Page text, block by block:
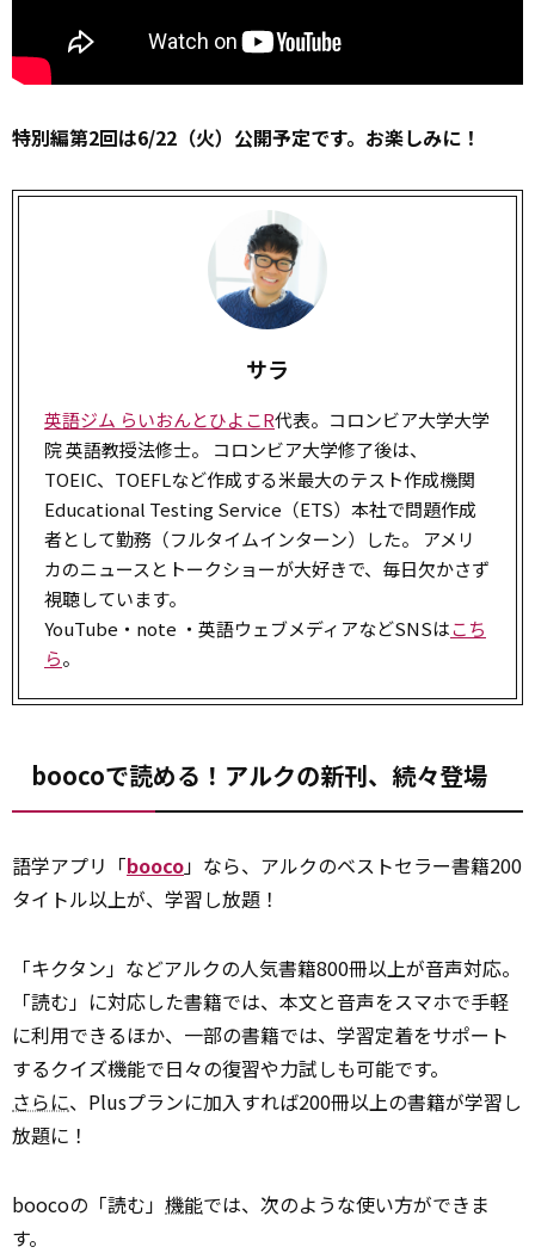
特別編第2回は6/22（火）公開予定です。お楽しみに！
サラ
英語ジム らいおんとひよこR代表。コロンビア大学大学
院 英語教授法修士。 コロンビア大学修了後は、
TOEIC、TOEFLなど作成する米最大のテスト作成機関
Educational Testing Service（ETS）本社で問題作成
者として勤務（フルタイムインターン）した。 アメリ
カのニュースとトークショーが大好きで、毎日欠かさず
視聴しています。
YouTube・note ・英語ウェブメディアなどSNSはこち
ら。
boocoで読める！アルクの新刊、続々登場
語学アプリ「booco」なら、アルクのベストセラー書籍200
タイトル以上が、学習し放題！
「キクタン」などアルクの人気書籍800冊以上が音声対応。
「読む」に対応した書籍では、本文と音声をスマホで手軽
に利用できるほか、一部の書籍では、学習定着をサポート
するクイズ機能で日々の復習や力試しも可能です。
さらに、Plusプランに加入すれば200冊以上の書籍が学習し
放題に！
boocoの「読む」 機能では、次のような使い方ができま
す。